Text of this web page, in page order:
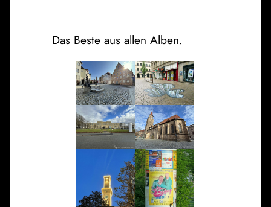
Das Beste aus allen Alben.